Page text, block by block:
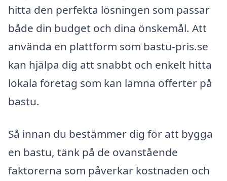
hitta den perfekta lösningen som passar
både din budget och dina önskemål. Att
använda en plattform som bastu-pris.se
kan hjälpa dig att snabbt och enkelt hitta
lokala företag som kan lämna offerter på
bastu.
Så innan du bestämmer dig för att bygga
en bastu, tänk på de ovanstående
faktorerna som påverkar kostnaden och